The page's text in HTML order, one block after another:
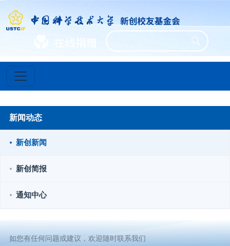
新闻动态
新创新闻
新创简报
通知中心
如您有任何问题或建议，欢迎随时联系我们